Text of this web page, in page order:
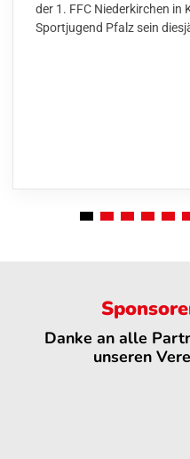
der 1. FFC Niederkirchen in
Sportjugend Pfalz sein
Danke an alle
unseren